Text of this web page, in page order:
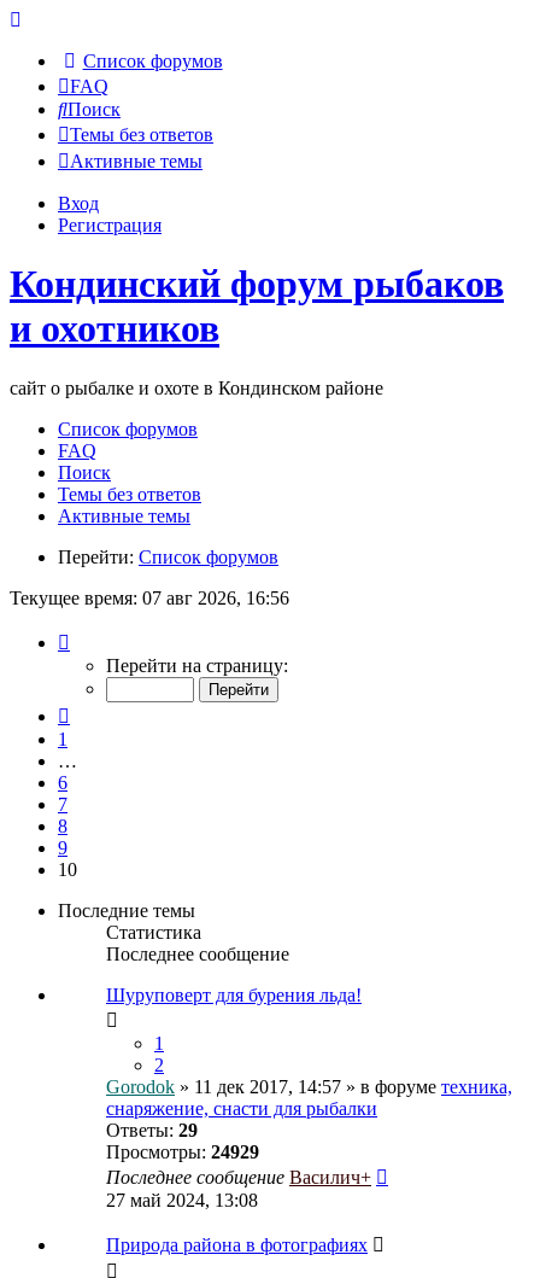
Список форумов
FAQ
Поиск
Темы без ответов
Активные темы
Вход
Регистрация
Кондинский форум рыбаков
и охотников
сайт о рыбалке и охоте в Кондинском районе
Список форумов
FAQ
Поиск
Темы без ответов
Активные темы
Перейти: Список форумов
Текущее время: 07 авг 2026, 16:56
10
Перейти на страницу:
1
…
6
7
8
9
10
Последние темы
Статистика
Последнее сообщение
Шуруповерт для бурения льда!
1
2
Gorodok » 11 дек 2017, 14:57 » в форуме техника,
снаряжение, снасти для рыбалки
Ответы: 29
Просмотры: 24929
Последнее сообщение Василич+
27 май 2024, 13:08
Природа района в фотографиях